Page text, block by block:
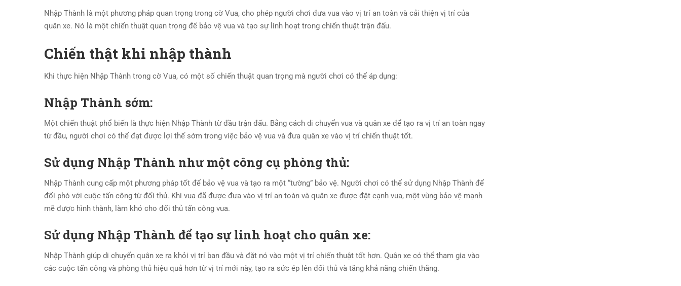
Nhập Thành là một phương pháp quan trọng trong cờ Vua, cho phép người chơi đưa vua vào vị trí an toàn và cải thiện vị trí của
quân xe. Nó là một chiến thuật quan trọng để bảo vệ vua và tạo sự linh hoạt trong chiến thuật trận đấu.
Chiến thật khi nhập thành
Khi thực hiện Nhập Thành trong cờ Vua, có một số chiến thuật quan trọng mà người chơi có thể áp dụng:
Nhập Thành sớm:
Một chiến thuật phổ biến là thực hiện Nhập Thành từ đầu trận đấu. Bằng cách di chuyển vua và quân xe để tạo ra vị trí an toàn ngay
từ đầu, người chơi có thể đạt được lợi thế sớm trong việc bảo vệ vua và đưa quân xe vào vị trí chiến thuật tốt.
Sử dụng Nhập Thành như một công cụ phòng thủ:
Nhập Thành cung cấp một phương pháp tốt để bảo vệ vua và tạo ra một “tường” bảo vệ. Người chơi có thể sử dụng Nhập Thành để
đối phó với cuộc tấn công từ đối thủ. Khi vua đã được đưa vào vị trí an toàn và quân xe được đặt cạnh vua, một vùng bảo vệ mạnh
mẽ được hình thành, làm khó cho đối thủ tấn công vua.
Sử dụng Nhập Thành để tạo sự linh hoạt cho quân xe:
Nhập Thành giúp di chuyển quân xe ra khỏi vị trí ban đầu và đặt nó vào một vị trí chiến thuật tốt hơn. Quân xe có thể tham gia vào
các cuộc tấn công và phòng thủ hiệu quả hơn từ vị trí mới này, tạo ra sức ép lên đối thủ và tăng khả năng chiến thắng.